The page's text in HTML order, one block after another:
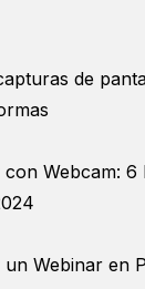
de
Webcam: 6
Webinar en